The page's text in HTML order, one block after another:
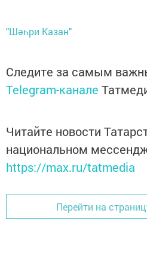
"Шәһри Казан"
Следите за самым
Telegram-канале
Читайте новости
национальном
https://max.ru/tatmedia
Перейти на